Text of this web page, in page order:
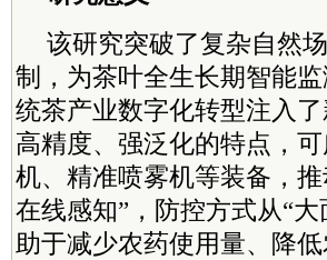
该研究突破了复杂自然
制，为茶叶全生长期智能
统茶产业数字化转型注入
高精度、强泛化的特点，
机、精准喷雾机等装备，
在线感知”，防控方式从“
助于减少农药使用量、降